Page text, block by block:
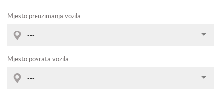
Mjesto preuzimanja vozila
---
Mjesto povrata vozila
---